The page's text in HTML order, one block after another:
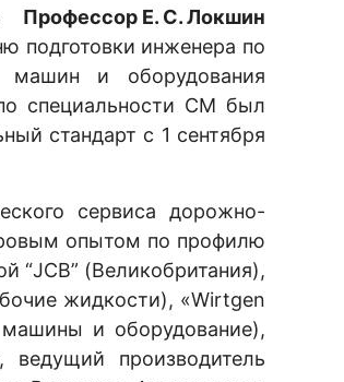
Профессор Е. С. Локшин
подготовки инженера по
машин и оборудования
специальности СМ был
стандарт с 1 сентября
сервиса дорожно-
опытом по профилю
“JCB” (Великобритания),
жидкости), «Wirtgen
и оборудование),
производитель